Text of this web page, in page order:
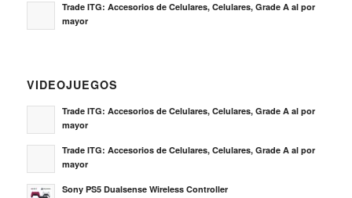
Trade ITG: Accesorios de Celulares, Celulares, Grade A al por
mayor
VIDEOJUEGOS
Trade ITG: Accesorios de Celulares, Celulares, Grade A al por
mayor
Trade ITG: Accesorios de Celulares, Celulares, Grade A al por
mayor
Sony PS5 Dualsense Wireless Controller